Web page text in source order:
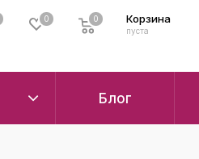
0 Корзина
0
пуста
0
Блог